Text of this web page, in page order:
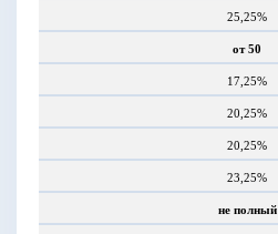
25,25%
от 50
17,25%
20,25%
20,25%
23,25%
не полный